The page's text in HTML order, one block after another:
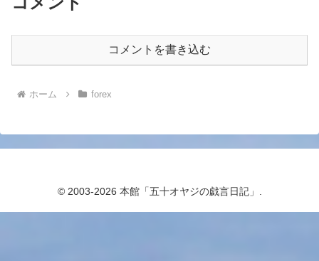
コメントを書き込む
ホーム forex
© 2003-2026 本館「五十オヤジの戯言日記」.